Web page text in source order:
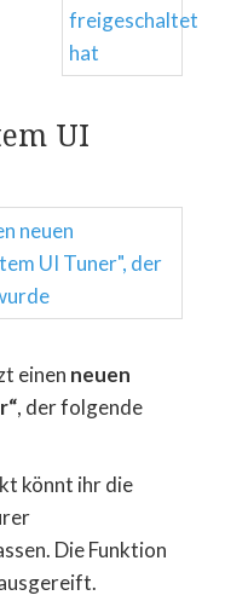
UI
einen neuen
, der folgende
könnt ihr die
Die Funktion